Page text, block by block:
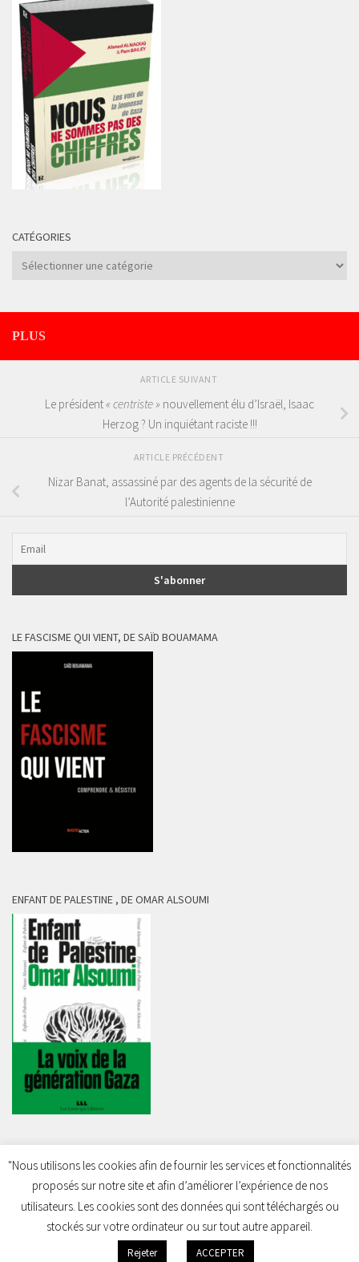
CATÉGORIES
Catégories
PLUS
ARTICLE SUIVANT
Le président« centriste » nouvellement élu d’Israël, Isaac
Herzog ? Un inquiétant raciste !!!
ARTICLE PRÉCÉDENT
Nizar Banat, assassiné par des agents de la sécurité de
l’Autorité palestinienne
LE FASCISME QUI VIENT, DE SAÏD BOUAMAMA
ENFANT DE PALESTINE , DE OMAR ALSOUMI
Charleroi Pour la Palestine © 2026. Tous droits réservés.
"Nous utilisons les cookies afin de fournir les services et fonctionnalités
proposés sur notre site et afin d’améliorer l’expérience de nos
utilisateurs. Les cookies sont des données qui sont téléchargés ou
stockés sur votre ordinateur ou sur tout autre appareil.
Rejeter ACCEPTER